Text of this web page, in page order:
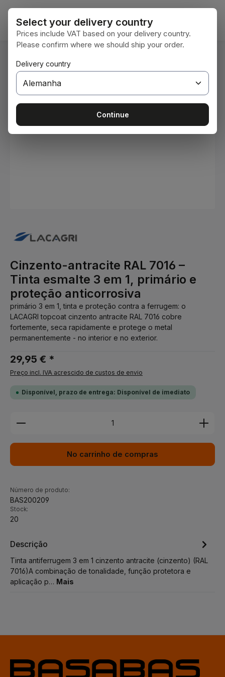
Ir para o conteúdo principal
Você está aqui: Home
Cinzento-antracite RAL 7016 –
Tinta esmalte 3 em 1, primário e
proteção anticorrosiva
primário 3 em 1, tinta e proteção contra a ferrugem: o
LACAGRI topcoat cinzento antracite RAL 7016 cobre
fortemente, seca rapidamente e protege o metal
permanentemente - no interior e no exterior.
29,95 € *
Preço incl. IVA acrescido de custos de envio
Disponível, prazo de entrega: Disponível de imediato
Quantidade do Produto: Insira a quantidade
No carrinho de compras
Número de produto:
BAS200209
Stock:
20
Descrição
Tinta antiferrugem 3 em 1 cinzento antracite (cinzento) (RAL
7016)A combinação de tonalidade, função protetora e
aplicação p… Mais
Select your delivery country
Prices include VAT based on your delivery country.
Please confirm where we should ship your order.
Delivery country
Continue